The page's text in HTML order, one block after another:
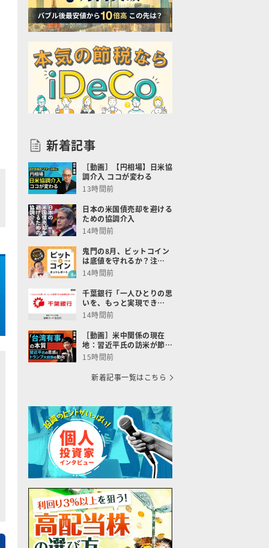
新着記事
［動画］【円相場】日米協
調介入 ココが変わる
13時間前
日本の米国債売却を避ける
ための協調介入
14時間前
鬼門の8月、ビットコイン
は底値を守れるか？注…
14時間前
千葉銀行「一人ひとりの思
いを、もっと実現でき…
14時間前
［動画］米中関係の現在
地：習近平氏の訪米が節…
15時間前
新着記事一覧はこちら